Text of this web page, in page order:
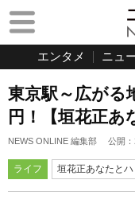
エンタメ ニュ
東京駅～広がる
円！【垣花正あ
NEWS ONLINE 編集部 公開：
ライフ 垣花正あなたとハ